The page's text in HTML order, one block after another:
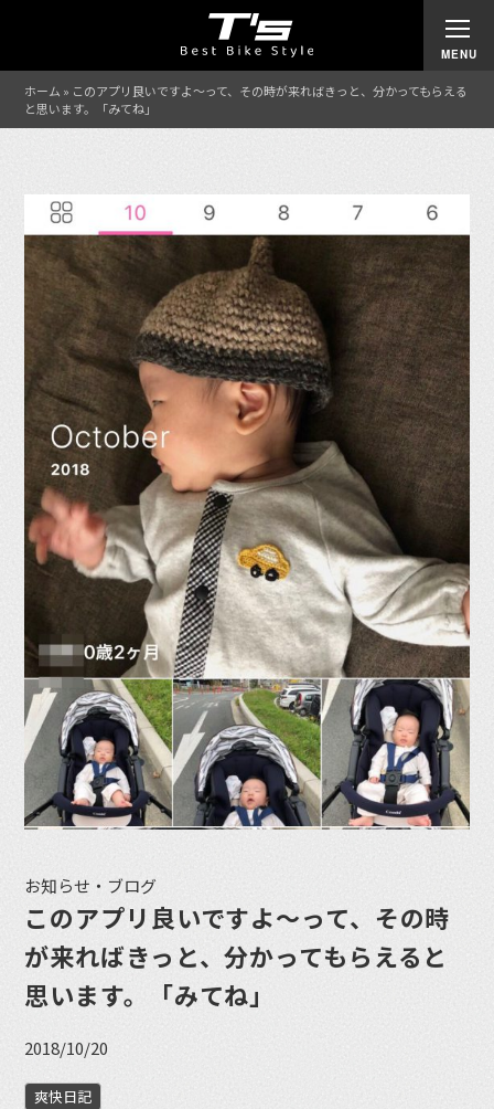
ホーム » このアプリ良いですよ〜って、その時が来ればきっと、分かってもらえる
と思います。「みてね」
お知らせ・ブログ
このアプリ良いですよ〜って、その時
が来ればきっと、分かってもらえると
思います。「みてね」
2018/10/20
爽快日記